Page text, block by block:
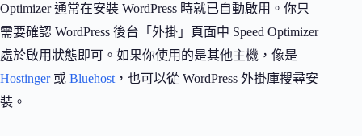
Optimizer 通常在安裝 WordPress 時就已自動啟用。你只
需要確認 WordPress 後台「外掛」頁面中 Speed Optimizer
處於啟用狀態即可。如果你使用的是其他主機，像是
Hostinger或 Bluehost ，也可以從 WordPress 外掛庫搜尋安
裝。